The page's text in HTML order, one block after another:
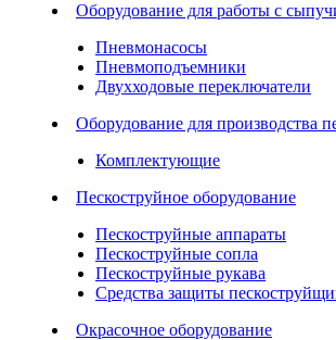
Оборудование для работы с
Пневмонасосы
Пневмоподъемники
Двухходовые переключатели
Оборудование для производства
Комплектующие
Пескоструйное оборудование
Пескоструйные аппараты
Пескоструйные сопла
Пескоструйные рукава
Средства защиты
Окрасочное оборудование